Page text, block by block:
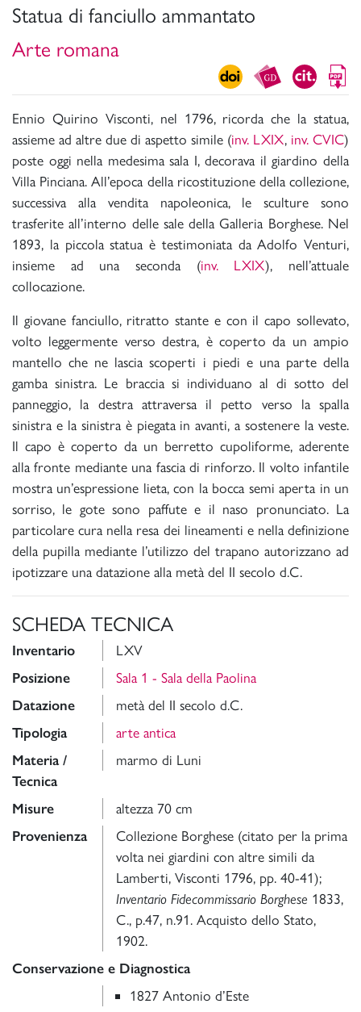
Statua di fanciullo ammantato
Arte romana
Ennio Quirino Visconti, nel 1796, ricorda che la statua,
assieme ad altre due di aspetto simile (inv. LXIX, inv. CVIC)
poste oggi nella medesima sala I, decorava il giardino della
Villa Pinciana. All’epoca della ricostituzione della collezione,
successiva alla vendita napoleonica, le sculture sono
trasferite all’interno delle sale della Galleria Borghese. Nel
1893, la piccola statua è testimoniata da Adolfo Venturi,
insieme ad una seconda (inv. LXIX), nell’attuale
collocazione.
Il giovane fanciullo, ritratto stante e con il capo sollevato,
volto leggermente verso destra, è coperto da un ampio
mantello che ne lascia scoperti i piedi e una parte della
gamba sinistra. Le braccia si individuano al di sotto del
panneggio, la destra attraversa il petto verso la spalla
sinistra e la sinistra è piegata in avanti, a sostenere la veste.
Il capo è coperto da un berretto cupoliforme, aderente
alla fronte mediante una fascia di rinforzo. Il volto infantile
mostra un’espressione lieta, con la bocca semi aperta in un
sorriso, le gote sono paffute e il naso pronunciato. La
particolare cura nella resa dei lineamenti e nella definizione
della pupilla mediante l’utilizzo del trapano autorizzano ad
ipotizzare una datazione alla metà del II secolo d.C.
SCHEDA TECNICA
Inventario LXV
Posizione Sala 1 - Sala della Paolina
Datazione metà del II secolo d.C.
Tipologia arte antica
Materia /
Tecnica
marmo di Luni
Misure altezza 70 cm
Provenienza
Collezione Borghese (citato per la prima
volta nei giardini con altre simili da
Lamberti, Visconti 1796, pp. 40-41);
Inventario Fidecommissario Borghese 1833,
C., p.47, n.91. Acquisto dello Stato,
1902.
Conservazione e Diagnostica
1827 Antonio d’Este